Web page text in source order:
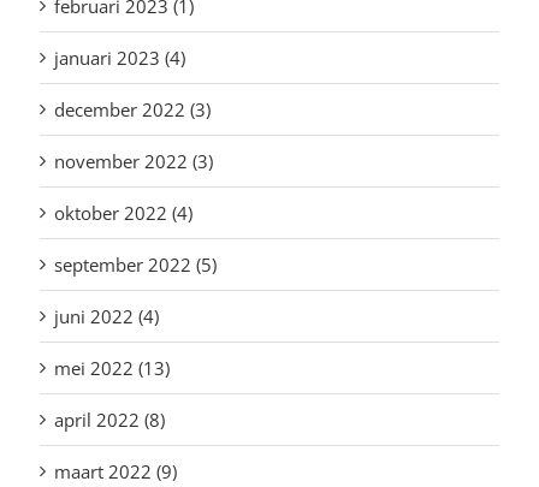
februari 2023 (1)
januari 2023 (4)
december 2022 (3)
november 2022 (3)
oktober 2022 (4)
september 2022 (5)
juni 2022 (4)
mei 2022 (13)
april 2022 (8)
maart 2022 (9)